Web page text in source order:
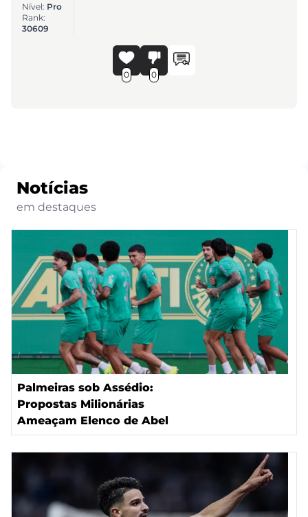
Nível: Pro
Rank:
30609
0 0
Notícias
em destaques
Palmeiras sob Assédio:
Propostas Milionárias
Ameaçam Elenco de Abel